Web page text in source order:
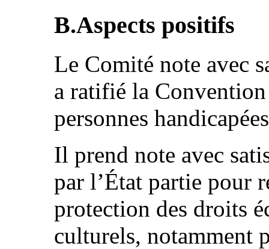
B.Aspects positifs
Le Comité note avec
a ratifié la
personnes
Il prend note avec
par l’État partie pour
protection des droits
culturels, notamment